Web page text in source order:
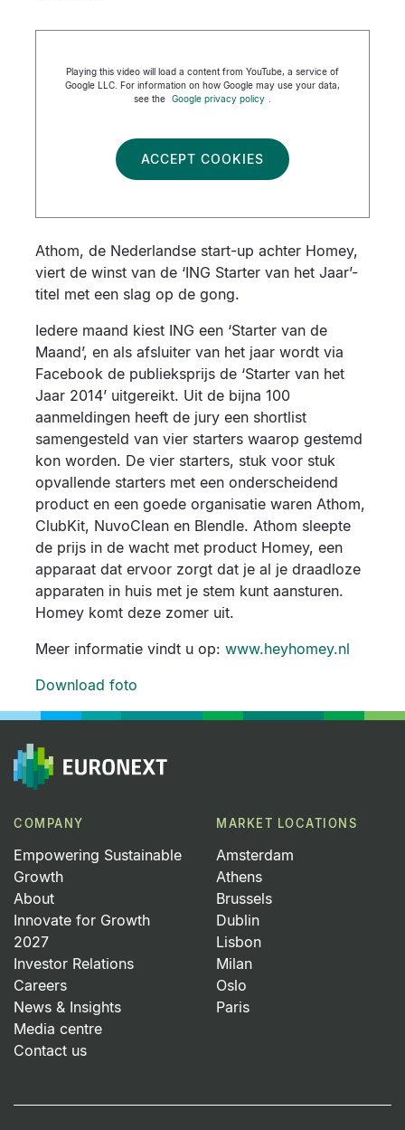
Playing this video will load a content from YouTube, a service of
Google LLC. For information on how Google may use your data,
see the Google privacy policy
ACCEPT COOKIES
Athom, de Nederlandse start-up achter Homey,
viert de winst van de ‘ING Starter van het Jaar’-
titel met een slag op de gong.
Iedere maand kiest ING een ‘Starter van de
Maand’, en als afsluiter van het jaar wordt via
Facebook de publieksprijs de ‘Starter van het
Jaar 2014’ uitgereikt. Uit de bijna 100
aanmeldingen heeft de jury een shortlist
samengesteld van vier starters waarop gestemd
kon worden. De vier starters, stuk voor stuk
opvallende starters met een onderscheidend
product en een goede organisatie waren Athom,
ClubKit, NuvoClean en Blendle. Athom sleepte
de prijs in de wacht met product Homey, een
apparaat dat ervoor zorgt dat je al je draadloze
apparaten in huis met je stem kunt aansturen.
Homey komt deze zomer uit.
Meer informatie vindt u op: www.heyhomey.nl
Download foto
COMPANY
Empowering Sustainable
Growth
About
Innovate for Growth
2027
Investor Relations
Careers
News & Insights
Media centre
Contact us
MARKET LOCATIONS
Amsterdam
Athens
Brussels
Dublin
Lisbon
Milan
Oslo
Paris